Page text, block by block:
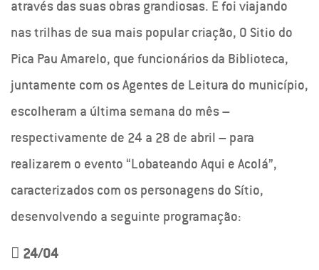
através das suas obras grandiosas. E foi viajando
nas trilhas de sua mais popular criação, O Sitio do
Pica Pau Amarelo, que funcionários da Biblioteca,
juntamente com os Agentes de Leitura do município,
escolheram a última semana do mês –
respectivamente de 24 a 28 de abril – para
realizarem o evento “Lobateando Aqui e Acolá”,
caracterizados com os personagens do Sítio,
desenvolvendo a seguinte programação:
 24/04